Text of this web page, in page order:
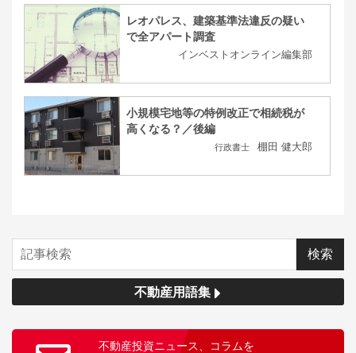
レオパレス、建築基準法違反の疑い
で全アパート調査
インベストオンライン編集部
小規模宅地等の特例改正で相続税が
高くなる？／後編
行政書士 棚田 健大郎
不動産用語集
不動産投資ニュース、コラムを